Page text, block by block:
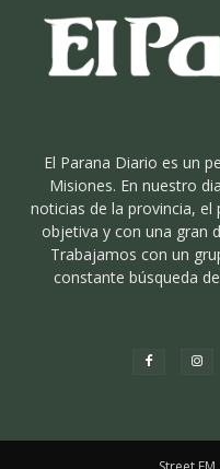
El Parana Diario es un
Misiones. En nuestro
noticias de la provincia, el
objetiva y con una gran
Trabajamos con un
constante búsqueda